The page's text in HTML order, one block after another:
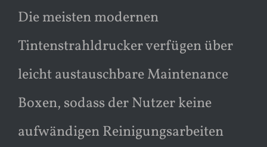
Die meisten modernen
Tintenstrahldrucker verfügen über
leicht austauschbare Maintenance
Boxen, sodass der Nutzer keine
aufwändigen Reinigungsarbeiten